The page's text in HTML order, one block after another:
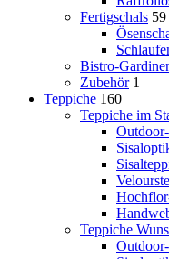
Fertigschals 59
Bistro-
Zubehör 1
Teppiche 160
Teppiche im
Teppiche